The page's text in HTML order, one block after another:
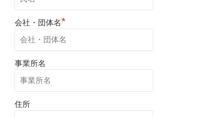
会社・団体名*
事業所名
住所